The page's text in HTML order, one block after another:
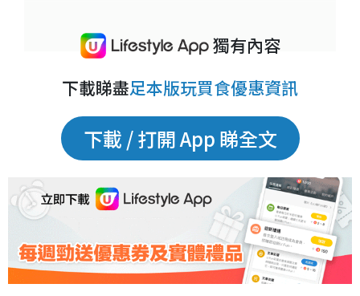
獨有內容
下載睇盡足本版玩買食優惠資訊
下載 / 打開 App 睇全文